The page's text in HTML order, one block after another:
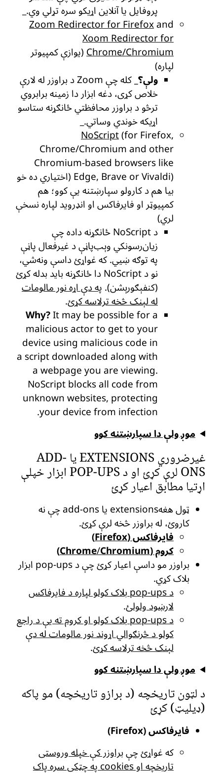
پروفایل یا آنلاین اړیکو سره تړلي وي._
Zoom Redirector for Firefox and
Xoom Redirector for
Chrome/Chromium (یوازې کمپیوتر
لپاره)
ولې؟_
کله چې Zoom د براوزر له لارې
خلاص کړی، دغه ابزار دا زمینه برابروي
ترڅو د براوزر محافظتي ځانګړنه ستاسو
اړیکه خوندي وساتي._
NoScript(for Firefox,
Chrome/Chromium and other
Chromium-based browsers like
Edge, Brave or Vivaldi) (اختیاري ده خو
بیا هم د کارولو سپارښتنه یې کوو؛ هم
کمپیوټر او فایرفاکس او انډروید لپاره نسخې
لري)
د NoScript ځانګړنه داده چې
زیان‌رسونکي وېب‌پاڼې د غیرفعال پاڼې
په توګه ښیي. که غواړئ داسې ونه‌شي،
نو د NoScript دا ځانګړنه باید بدله کړئ
(کنفېګورېشن). په دې اړه نور مالومات
له لېنک څخه ترلاسه کړئ.
Why?It may be possible for a
malicious actor to get to your
device using malicious code in
a script downloaded along with
a webpage you are viewing.
NoScript blocks all code from
unknown websites, protecting
your device from infection.
موږ ولې دا سپارښتنه کوو
غیرضروري EXTENSIONS یا ADD-
ONS لرې کړئ او د POP-UPS ابزار خپلې
اړتیا مطابق اعیار کړئ
ټول هغهextensions یا add-ons چې نه
کاروئ، له براوزر څخه لرې کړئ.
فایرفاکس (Firefox)
کروم (Chrome
/Chromium)
براوزر مو داسې اعیار کړئ چې د pop-ups ابزار
بلاک کړي.
د pop-ups بلاک کولو لپاره د فایرفاکس
لارښود ولولئ.
د pop-ups بلاک کولو او کروم ته یې د راجع
کولو د څرنګوالي اړوند نور مالومات له دې
لېنک څخه ترلاسه کړئ.
موږ ولې دا سپارښتنه کوو
د لټون تاریخچه (د برازو تاریخچه) مو پاکه
(ډیلیټ) کړئ
فایرفاکس (Firefox)
که غواړئ چېبراوزر کې خپله وروستی
تاریخچه او cookies په چټکی سره پاک